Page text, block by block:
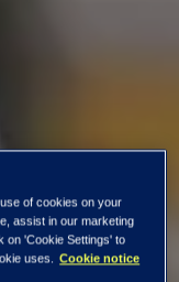
of cookies on your
assist in our marketing
on 'Cookie Settings' to
uses.
Cookie notice